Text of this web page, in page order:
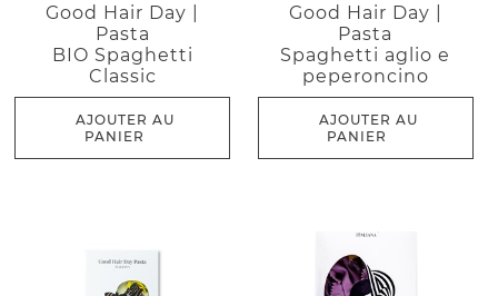
Good Hair Day |
Pasta
BIO Spaghetti
Classic
AJOUTER AU
PANIER
Good Hair Day |
Pasta
Spaghetti aglio e
peperoncino
AJOUTER AU
PANIER